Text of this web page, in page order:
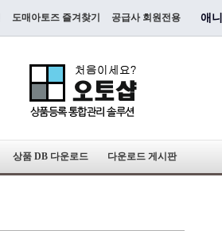
도매아토즈 즐겨찾기 공급사 회원전용 애
상품 DB 다운로드 다운로드 게시판